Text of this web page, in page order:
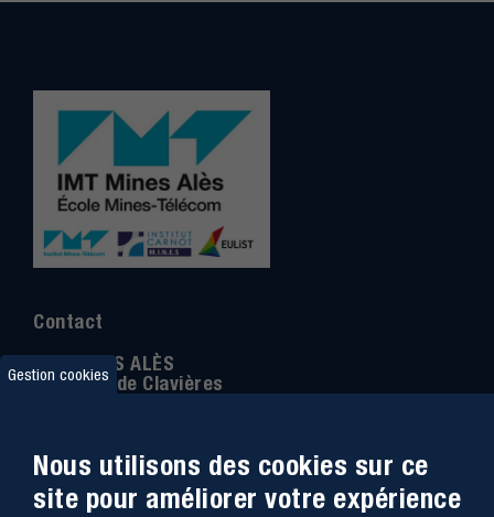
Contact
IMT MINES ALÈS
6 Avenue de Clavières
Téléphone
04 66 78 50 00
Coordonnée GPS:44.13312 - 4.08836
Gestion cookies
Nous utilisons des cookies sur ce
site pour améliorer votre expérience